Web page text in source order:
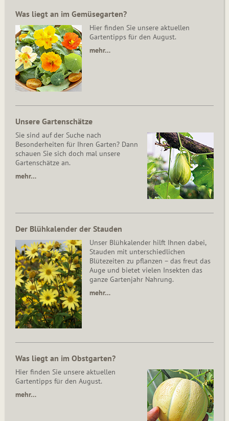
Was liegt an im Gemüsegarten?
Hier finden Sie unsere aktuellen
Gartentipps für den August.
mehr…
Unsere Gartenschätze
Sie sind auf der Suche nach
Besonderheiten für Ihren Garten? Dann
schauen Sie sich doch mal unsere
Gartenschätze an.
mehr…
Der Blühkalender der Stauden
Unser Blühkalender hilft Ihnen dabei,
Stauden mit unterschiedlichen
Blütezeiten zu pflanzen – das freut das
Auge und bietet vielen Insekten das
ganze Gartenjahr Nahrung.
mehr…
Was liegt an im Obstgarten?
Hier finden Sie unsere aktuellen
Gartentipps für den August.
mehr…